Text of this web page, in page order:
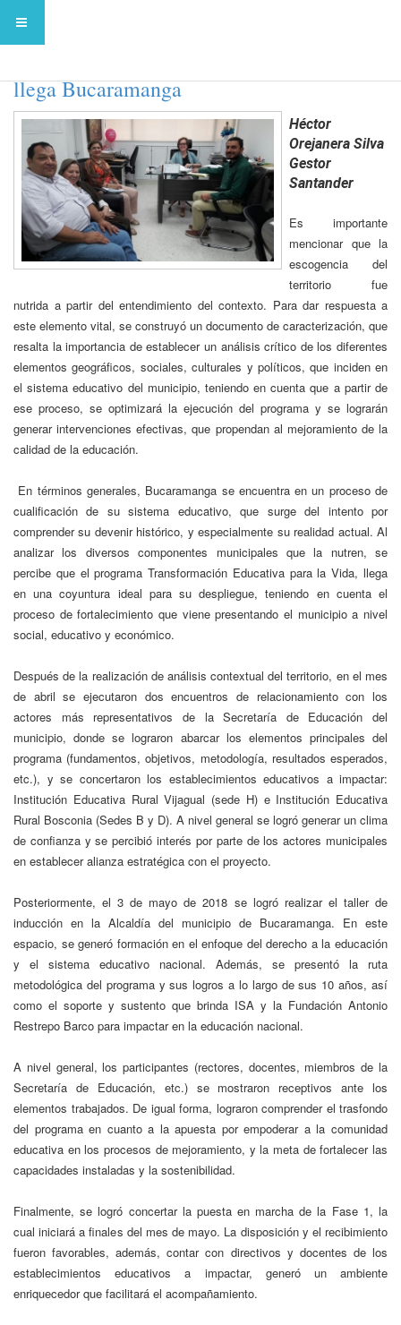
llega Bucaramanga
Héctor
Orejanera Silva
Gestor
Santander
Es importante
mencionar que la
escogencia del
territorio fue
nutrida a partir del entendimiento del contexto. Para dar respuesta a
este elemento vital, se construyó un documento de caracterización, que
resalta la importancia de establecer un análisis crítico de los diferentes
elementos geográficos, sociales, culturales y políticos, que inciden en
el sistema educativo del municipio, teniendo en cuenta que a partir de
ese proceso, se optimizará la ejecución del programa y se lograrán
generar intervenciones efectivas, que propendan al mejoramiento de la
calidad de la educación.
En términos generales, Bucaramanga se encuentra en un proceso de
cualificación de su sistema educativo, que surge del intento por
comprender su devenir histórico, y especialmente su realidad actual. Al
analizar los diversos componentes municipales que la nutren, se
percibe que el programa Transformación Educativa para la Vida, llega
en una coyuntura ideal para su despliegue, teniendo en cuenta el
proceso de fortalecimiento que viene presentando el municipio a nivel
social, educativo y económico.
Después de la realización de análisis contextual del territorio, en el mes
de abril se ejecutaron dos encuentros de relacionamiento con los
actores más representativos de la Secretaría de Educación del
municipio, donde se lograron abarcar los elementos principales del
programa (fundamentos, objetivos, metodología, resultados esperados,
etc.), y se concertaron los establecimientos educativos a impactar:
Institución Educativa Rural Vijagual (sede H) e Institución Educativa
Rural Bosconia (Sedes B y D). A nivel general se logró generar un clima
de confianza y se percibió interés por parte de los actores municipales
en establecer alianza estratégica con el proyecto.
Posteriormente, el 3 de mayo de 2018 se logró realizar el taller de
inducción en la Alcaldía del municipio de Bucaramanga. En este
espacio, se generó formación en el enfoque del derecho a la educación
y el sistema educativo nacional. Además, se presentó la ruta
metodológica del programa y sus logros a lo largo de sus 10 años, así
como el soporte y sustento que brinda ISA y la Fundación Antonio
Restrepo Barco para impactar en la educación nacional.
A nivel general, los participantes (rectores, docentes, miembros de la
Secretaría de Educación, etc.) se mostraron receptivos ante los
elementos trabajados. De igual forma, lograron comprender el trasfondo
del programa en cuanto a la apuesta por empoderar a la comunidad
educativa en los procesos de mejoramiento, y la meta de fortalecer las
capacidades instaladas y la sostenibilidad.
Finalmente, se logró concertar la puesta en marcha de la Fase 1, la
cual iniciará a finales del mes de mayo. La disposición y el recibimiento
fueron favorables, además, contar con directivos y docentes de los
establecimientos educativos a impactar, generó un ambiente
enriquecedor que facilitará el acompañamiento.